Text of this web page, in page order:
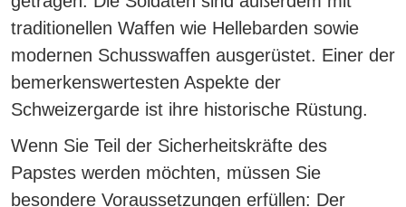
traditionellen Waffen wie Hellebarden sowie
modernen Schusswaffen ausgerüstet. Einer der
bemerkenswertesten Aspekte der
Schweizergarde ist ihre historische Rüstung.
Wenn Sie Teil der Sicherheitskräfte des
Papstes werden möchten, müssen Sie
besondere Voraussetzungen erfüllen: Der